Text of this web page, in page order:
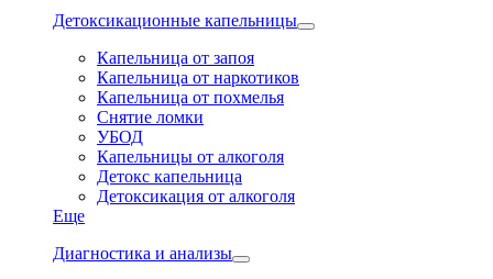
Детоксикационные капельницы
Капельница от запоя
Капельница от наркотиков
Капельница от похмелья
Снятие ломки
УБОД
Капельницы от алкоголя
Детокс капельница
Детоксикация от алкоголя
Еще
Диагностика и анализы